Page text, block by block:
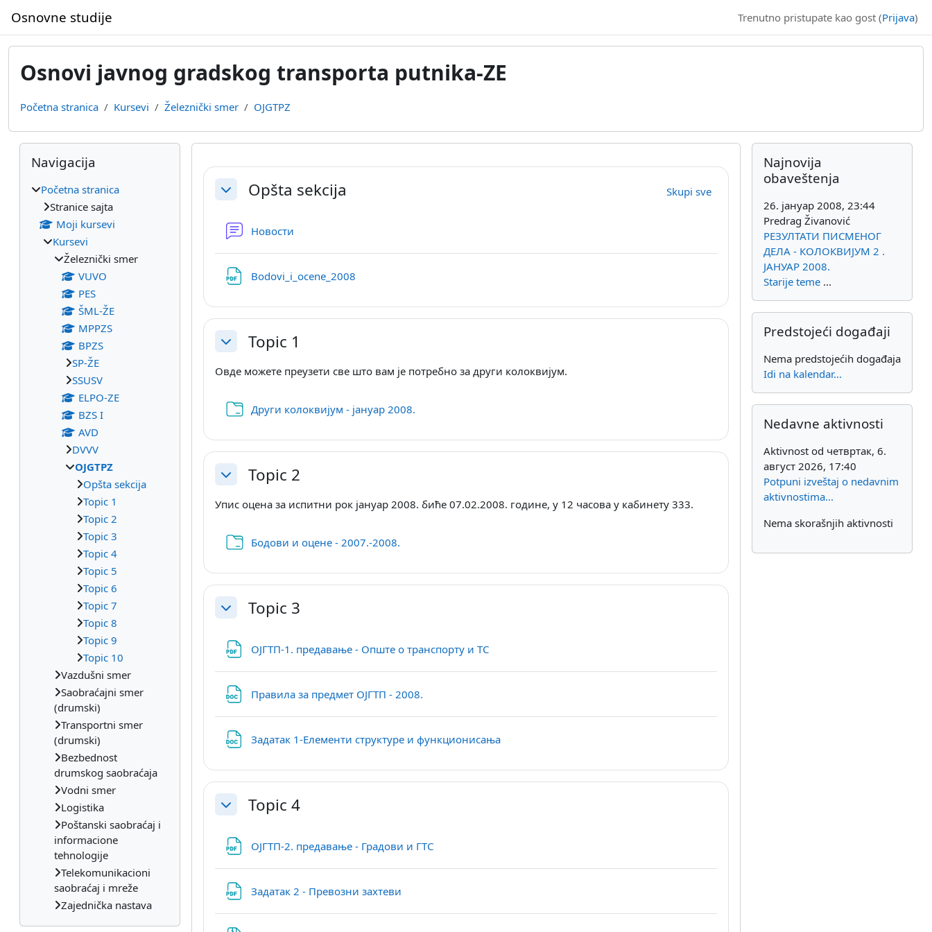
Osnovne studije Trenutno pristupate kao gost (Prijava)
Osnovi javnog gradskog transporta putnika-ZE
Početna stranica Kursevi Železnički smer OJGTPZ
Pregled sekcija
Skupi Opšta sekcija Skupi sve
Новости
Bodovi_i_ocene_2008
Skupi Topic 1
Овде можете преузети све што вам је потребно за други колоквијум.
Други колоквијум - јануар 2008.
Skupi Topic 2
Упис оцена за испитни рок јануар 2008. биће 07.02.2008. године, у 12 часова у кабинету 333.
Бодови и оцене - 2007.-2008.
Skupi Topic 3
ОЈГТП-1. предавање - Опште о транспорту и ТС
Правила за предмет ОЈГТП - 2008.
Задатак 1-Елементи структуре и функционисања
Skupi Topic 4
ОЈГТП-2. предавање - Градови и ГТС
Задатак 2 - Превозни захтеви
Blokovi
Preskoči Navigacija
Navigacija
Početna stranica
Stranice sajta
Moji kursevi
Kursevi
Železnički smer
VUVO
PES
ŠML-ŽE
MPPZS
BPZS
SP-ŽE
SSUSV
ELPO-ZE
BZS I
AVD
DVVV
OJGTPZ
Opšta sekcija
Topic 1
Topic 2
Topic 3
Topic 4
Topic 5
Topic 6
Topic 7
Topic 8
Topic 9
Topic 10
Vazdušni smer
Saobraćajni smer
(drumski)
Transportni smer
(drumski)
Bezbednost
drumskog saobraćaja
Vodni smer
Logistika
Poštanski saobraćaj i
informacione
tehnologije
Telekomunikacioni
saobraćaj i mreže
Zajednička nastava
Dodatni blokovi
Preskoči Najnovija obaveštenja
Najnovija
obaveštenja
26. јануар 2008, 23:44
Predrag Živanović
РЕЗУЛТАТИ ПИСМЕНОГ
ДЕЛА - КОЛОКВИЈУМ 2 .
ЈАНУАР 2008.
Starije teme ...
Preskoči Predstojeći događaji
Predstojeći događaji
Nema predstojećih događaja
Idi na kalendar...
Preskoči Nedavne aktivnosti
Nedavne aktivnosti
Aktivnost od четвртак, 6.
август 2026, 17:40
Potpuni izveštaj o nedavnim
aktivnostima...
Nema skorašnjih aktivnosti